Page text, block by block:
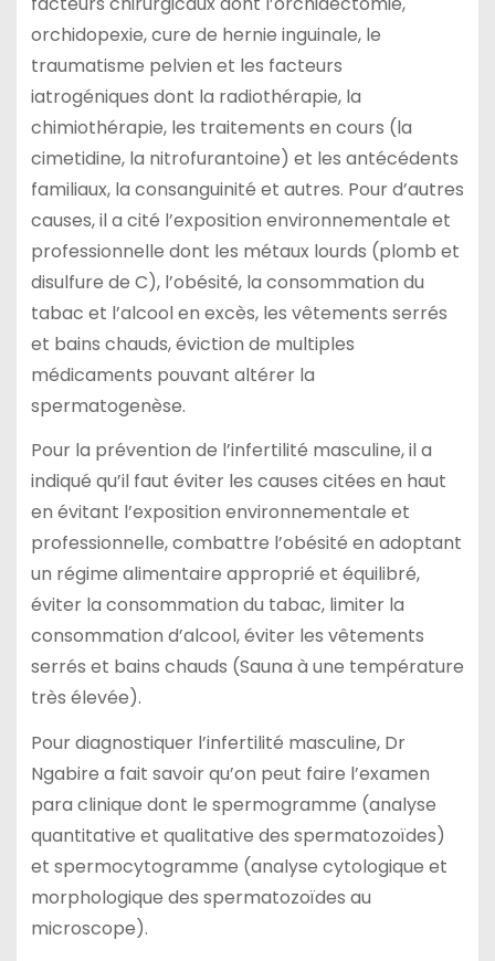
orchidopexie, cure de hernie inguinale, le
traumatisme pelvien et les facteurs
iatrogéniques dont la radiothérapie, la
chimiothérapie, les traitements en cours (la
cimetidine, la nitrofurantoine) et les antécédents
familiaux, la consanguinité et autres. Pour d’autres
causes, il a cité l’exposition environnementale et
professionnelle dont les métaux lourds (plomb et
disulfure de C), l’obésité, la consommation du
tabac et l’alcool en excès, les vêtements serrés
et bains chauds, éviction de multiples
médicaments pouvant altérer la
spermatogenèse.
Pour la prévention de l’infertilité masculine, il a
indiqué qu’il faut éviter les causes citées en haut
en évitant l’exposition environnementale et
professionnelle, combattre l’obésité en adoptant
un régime alimentaire approprié et équilibré,
éviter la consommation du tabac, limiter la
consommation d’alcool, éviter les vêtements
serrés et bains chauds (Sauna à une température
très élevée).
Pour diagnostiquer l’infertilité masculine, Dr
Ngabire a fait savoir qu’on peut faire l’examen
para clinique dont le spermogramme (analyse
quantitative et qualitative des spermatozoïdes)
et spermocytogramme (analyse cytologique et
morphologique des spermatozoïdes au
microscope).